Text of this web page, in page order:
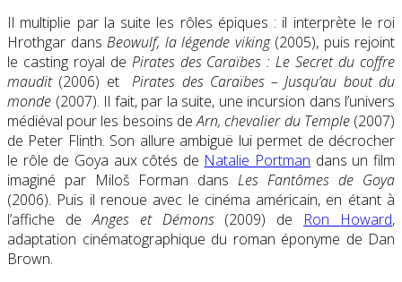
Il multiplie par la suite les rôles épiques : il interprète le roi
Hrothgar dans Beowulf, la légende viking(2005), puis rejoint
le casting royal de Pirates des Caraïbes : Le Secret du coffre
maudit(2006) etPirates des Caraïbes – Jusqu’au bout du
monde (2007). Il fait, par la suite, une incursion dans l’univers
médiéval pour les besoins deArn, chevalier du Temple(2007)
de Peter Flinth. Son allure ambiguë lui permet de décrocher
le rôle de Goya aux côtés de Natalie Portman dans un film
imaginé par Miloš Forman dans Les Fantômes de Goya
(2006). Puis il renoue avec le cinéma américain, en étant à
l’affiche deAnges et Démons(2009) de Ron Howard,
adaptation cinématographique du roman éponyme de Dan
Brown.